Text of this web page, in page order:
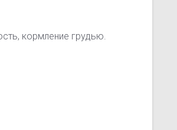
кормление грудью.